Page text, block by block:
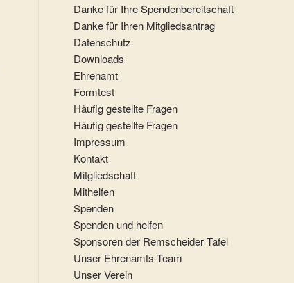
Danke für Ihre Spendenbereitschaft
Danke für Ihren Mitgliedsantrag
Datenschutz
Downloads
Ehrenamt
Formtest
Häufig gestellte Fragen
Häufig gestellte Fragen
Impressum
Kontakt
Mitgliedschaft
Mithelfen
Spenden
Spenden und helfen
Sponsoren der Remscheider Tafel
Unser Ehrenamts-Team
Unser Verein